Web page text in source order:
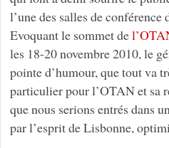
l’une des salles de conférence
Evoquant le sommet de
les 18-20 novembre 2010, le
pointe d’humour, que tout va
particulier pour l’OTAN et sa
que nous serions entrés dans
par l’esprit de Lisbonne,